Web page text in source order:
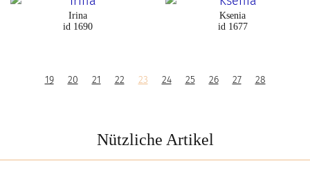
Irina
id 1690
Ksenia
id 1677
19 20 21 22 23 24 25 26 27 28
Nützliche Artikel